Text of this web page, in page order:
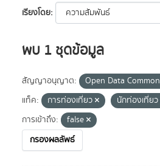
เรียงโดย
พบ 1 ชุดข้อมูล
สัญญาอนุญาต: Open Data Common
แท็ค:
การท่องเที่ยว นักท่องเที่ยว
การเข้าถึง:
false
กรองผลลัพธ์